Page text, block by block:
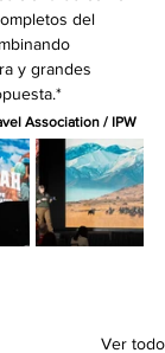
del
y grandes
Association / IPW
Ver todo